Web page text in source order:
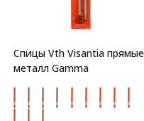
Спицы Vth Visantia прямые
металл Gamma